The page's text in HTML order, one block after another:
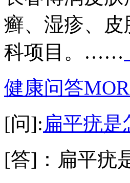
癣、湿疹、
科项目。……
健康问答
[问]:扁平疣
[答]：扁平疣